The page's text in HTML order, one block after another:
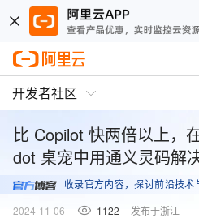
开发者社区
比 Copilot 快两倍以上，
dot 桌宠中用通义灵码解
收录官方内容，探讨前沿技术
2024-11-06 1122 发布于浙江